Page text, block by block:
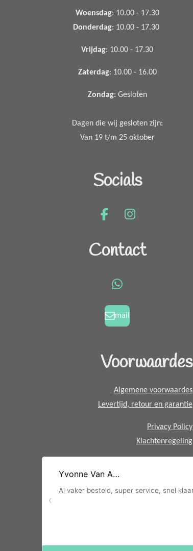
Woensdag: 10.00 - 17.30
Donderdag: 10.00 - 17.30
Vrijdag: 10.00 - 17.30
Zaterdag: 10.00 - 16.00
Zondag: Gesloten
Dagen die wij gesloten zijn:
Van 19 t/m 25 oktober
Socials
F
c
e
k
I
s
t
a
Contact
W
a
t
p
mail
Voorwaardes
Algemene voorwaardes
Levertijd, retour en garantie
Privacy Policy
Klachtenregeling